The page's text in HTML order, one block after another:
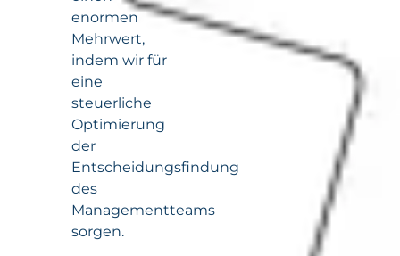
enormen
Mehrwert,
indem wir für
eine
steuerliche
Optimierung
der
Entscheidungsfindung
des
Managementteams
sorgen.